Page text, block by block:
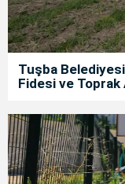
Tuşba
Fidesi ve